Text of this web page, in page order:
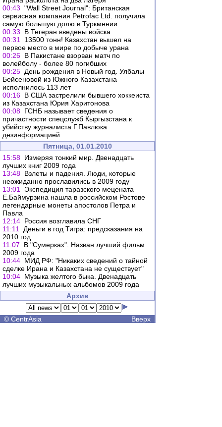
00:43 "Wall Street Journal": Британская
сервисная компания Petrofac Ltd. получила
самую большую долю в Туркмении
00:33
В Тегеран введены войска
00:31
13500 тонн! Казахстан вышел на
первое место в мире по добыче урана
00:26 В Пакистане взорван матч по
волейболу - более 80 погибших
00:25 День рождения в Новый год. Улбалы
Бейсеновой из Южного Казахстана
исполнилось 113 лет
00:16 В США застрелили бывшего хоккеиста
из Казахстана Юрия Харитонова
00:08 ГСНБ называет сведения о
причастности спецслужб Кыргызстана к
убийству журналиста Г.Павлюка
дезинформацией
Пятница, 01.01.2010
15:58 Измеряя тонкий мир. Двенадцать
лучших книг 2009 года
13:48 Взлеты и падения. Люди, которые
неожиданно прославились в 2009 году
13:01
Экспедиция таразского мецената
Е.Баймурзина нашла в российском Ростове
легендарные монеты апостолов Петра и
Павла
12:14 Россия возглавила СНГ
11:11
Деньги в год Тигра: предсказания на
2010 год
11:07
В "Сумерках". Назван лучший фильм
2009 года
10:44 МИД РФ: "Никаких сведений о тайной
сделке Ирана и Казахстана не существует"
10:04 Музыка желтого быка. Двенадцать
лучших музыкальных альбомов 2009 года
Архив
© CentrAsia Вверх